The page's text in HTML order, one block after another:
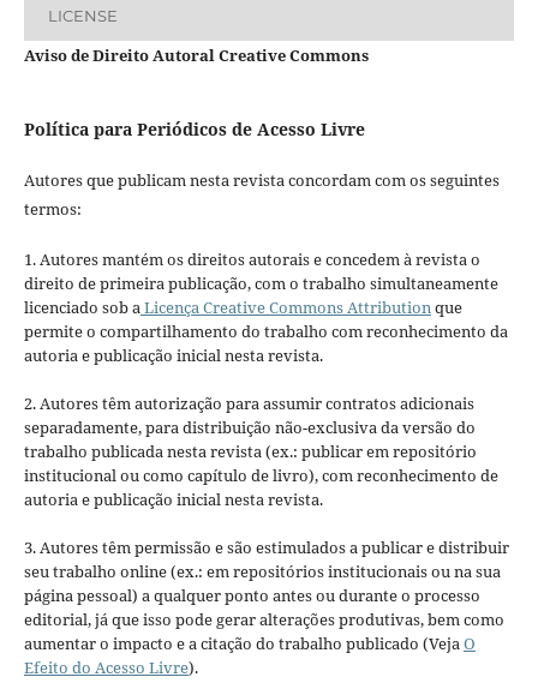
LICENSE
Aviso de Direito Autoral Creative Commons
Política para Periódicos de Acesso Livre
Autores que publicam nesta revista concordam com os seguintes
termos:
1. Autores mantém os direitos autorais e concedem à revista o
direito de primeira publicação, com o trabalho simultaneamente
licenciado sob aLicença Creative Commons Attributionque
permite o compartilhamento do trabalho com reconhecimento da
autoria e publicação inicial nesta revista.
2. Autores têm autorização para assumir contratos adicionais
separadamente, para distribuição não-exclusiva da versão do
trabalho publicada nesta revista (ex.: publicar em repositório
institucional ou como capítulo de livro), com reconhecimento de
autoria e publicação inicial nesta revista.
3. Autores têm permissão e são estimulados a publicar e distribuir
seu trabalho online (ex.: em repositórios institucionais ou na sua
página pessoal) a qualquer ponto antes ou durante o processo
editorial, já que isso pode gerar alterações produtivas, bem como
aumentar o impacto e a citação do trabalho publicado (VejaO
Efeito do Acesso Livre).